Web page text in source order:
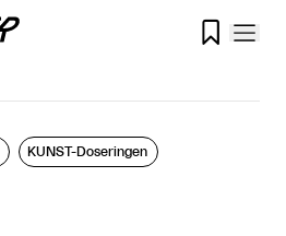

KUNST-Doseringen